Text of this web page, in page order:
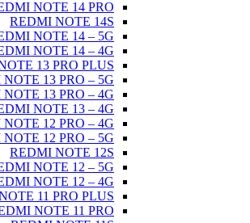
REDMI NOTE 14 PRO
REDMI NOTE 14S
REDMI NOTE 14 – 5G
REDMI NOTE 14 – 4G
REDMI NOTE 13 PRO PLUS
REDMI NOTE 13 PRO – 5G
REDMI NOTE 13 PRO – 4G
REDMI NOTE 13 – 4G
REDMI NOTE 12 PRO – 4G
REDMI NOTE 12 PRO – 5G
REDMI NOTE 12S
REDMI NOTE 12 – 5G
REDMI NOTE 12 – 4G
REDMI NOTE 11 PRO PLUS
REDMI NOTE 11 PRO